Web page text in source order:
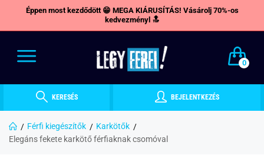
Éppen most kezdődött 😁 MEGA KIÁRUSÍTÁS! Vásárolj 70%-os
kedvezményl 🔝
0
KERESÉS BEJELENTKEZÉS
Férfi kiegészítők
Karkötők
Elegáns fekete karkötő férfiaknak csomóval